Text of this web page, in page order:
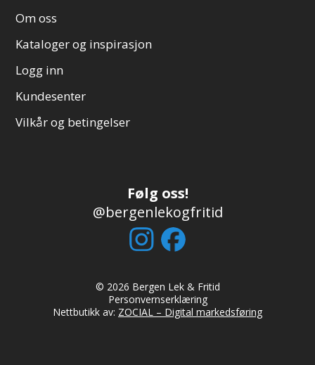
Om oss
Kataloger og inspirasjon
Logg inn
Kundesenter
Vilkår og betingelser
Følg oss!
@bergenlekogfritid
© 2026 Bergen Lek & Fritid
Personvernserklæring
Nettbutikk av: ZOCIAL – Digital markedsføring